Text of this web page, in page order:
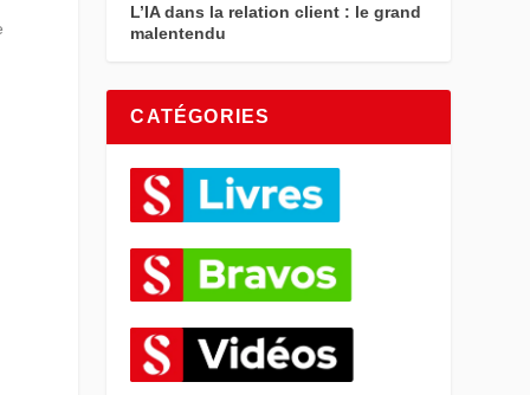
L’IA dans la relation client : le grand
malentendu
CATÉGORIES